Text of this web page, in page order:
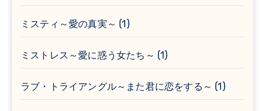
ミスティ～愛の真実～ (1)
ミストレス～愛に惑う女たち～ (1)
ラブ・トライアングル～また君に恋をする～ (1)